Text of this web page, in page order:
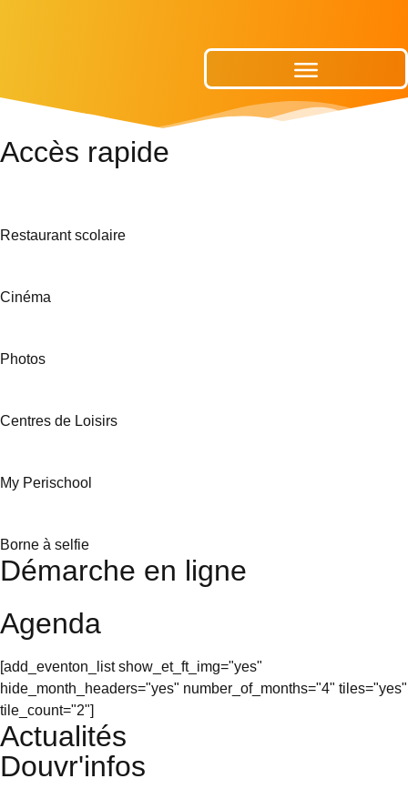
Accès rapide
Restaurant scolaire
Cinéma
Photos
Centres de Loisirs
My Perischool
Borne à selfie
Démarche en ligne
Agenda
[add_eventon_list show_et_ft_img="yes"
hide_month_headers="yes" number_of_months="4" tiles="yes"
tile_count="2"]
Actualités
Douvr'infos